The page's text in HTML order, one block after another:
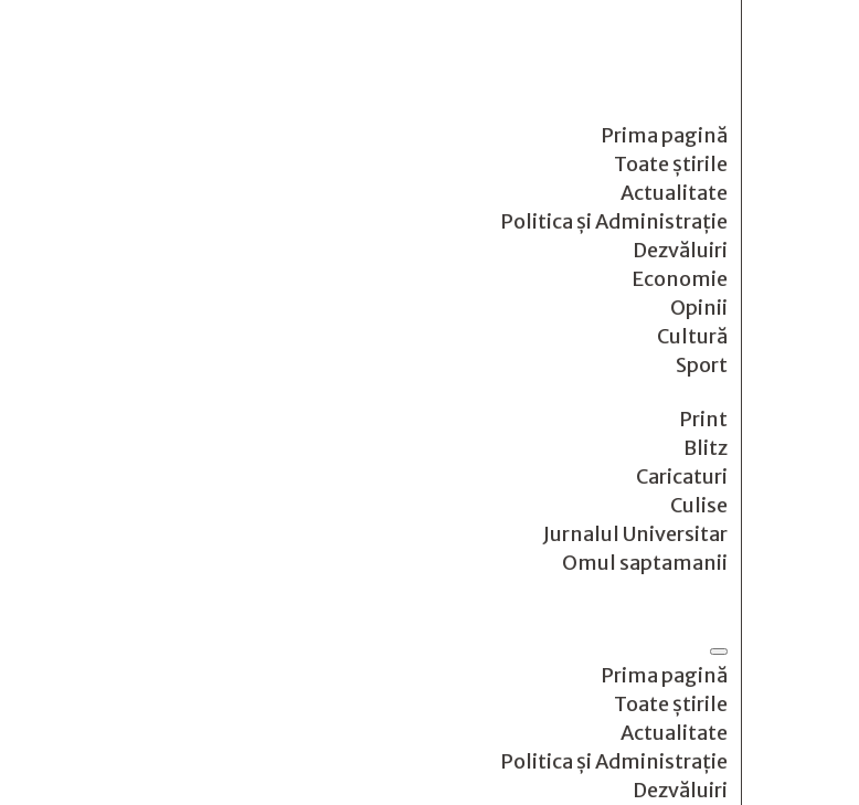
Prima pagină
Toate știrile
Actualitate
Politica și Administrație
Dezvăluiri
Economie
Opinii
Cultură
Sport
Print
Blitz
Caricaturi
Culise
Jurnalul Universitar
Omul saptamanii
Prima pagină
Toate știrile
Actualitate
Politica și Administrație
Dezvăluiri